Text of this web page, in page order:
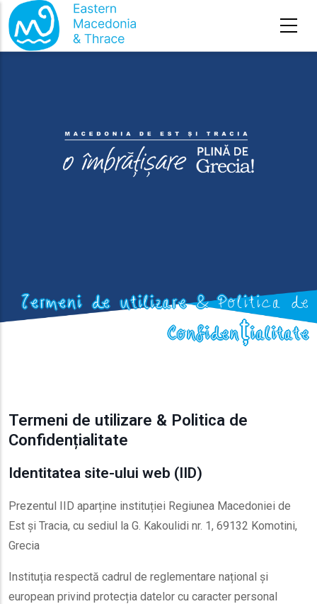
Sari la conținutul principal
Termeni de utilizare & Politica de
Confidențialitate
Termeni de utilizare & Politica de
Confidențialitate
Identitatea site-ului web (IID)
Prezentul IID aparține instituției Regiunea Macedoniei de
Est și Tracia, cu sediul la G. Kakoulidi nr. 1, 69132 Komotini,
Grecia
Instituția respectă cadrul de reglementare național și
european privind protecția datelor cu caracter personal